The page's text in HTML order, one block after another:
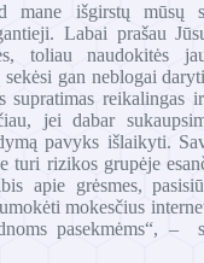
mane išgirstų mūsų
Labai prašau
toliau naudokitės
sekėsi gan neblogai
supratimas reikalingas
jei dabar
pavyks išlaikyti.
turi rizikos grupėje
apie grėsmes,
mokesčius
pasekmėms“, –